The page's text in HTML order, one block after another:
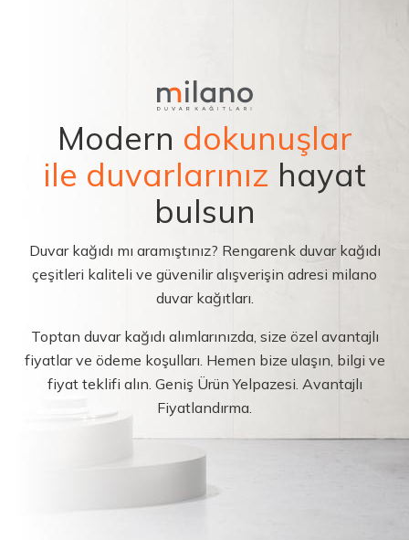
Modern dokunuşlar
ile duvarlarınız hayat
bulsun
Duvar kağıdı mı aramıştınız? Rengarenk duvar kağıdı
çeşitleri kaliteli ve güvenilir alışverişin adresi milano
duvar kağıtları.
Toptan duvar kağıdı alımlarınızda, size özel avantajlı
fiyatlar ve ödeme koşulları. Hemen bize ulaşın, bilgi ve
fiyat teklifi alın. Geniş Ürün Yelpazesi. Avantajlı
Fiyatlandırma.